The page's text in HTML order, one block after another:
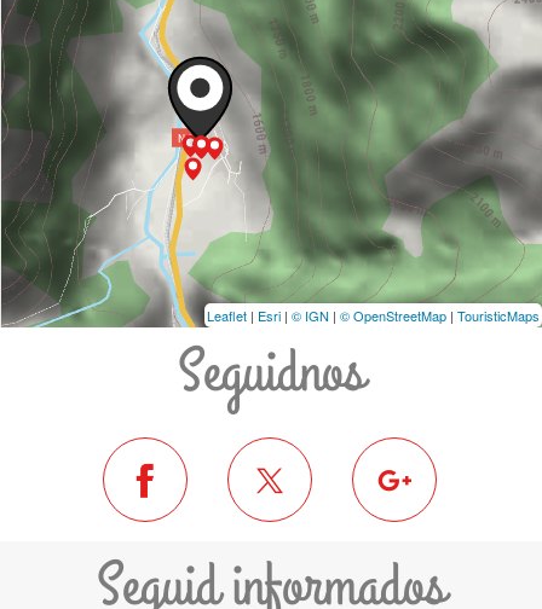
Leaflet | Esri | © IGN | © OpenStreetMap | TouristicMaps
Seguidnos
Seguid informados